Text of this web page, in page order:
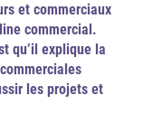
et commerciaux
commercial.
qu’il explique la
les projets et